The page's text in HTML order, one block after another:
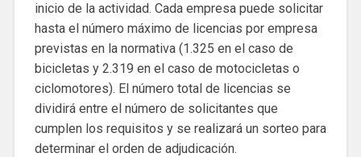
inicio de la actividad. Cada empresa puede solicitar
hasta el número máximo de licencias por empresa
previstas en la normativa (1.325 en el caso de
bicicletas y 2.319 en el caso de motocicletas o
ciclomotores). El número total de licencias se
dividirá entre el número de solicitantes que
cumplen los requisitos y se realizará un sorteo para
determinar el orden de adjudicación.